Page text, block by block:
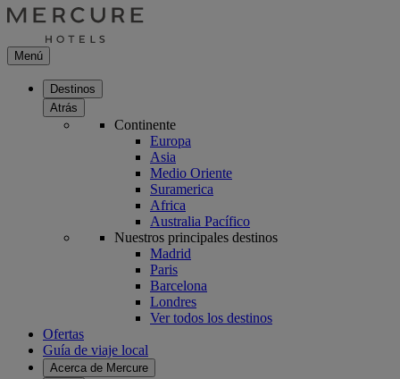
Menú
Destinos
Atrás
Continente
Europa
Asia
Medio Oriente
Suramerica
Africa
Australia Pacífico
Nuestros principales destinos
Madrid
Paris
Barcelona
Londres
Ver todos los destinos
Ofertas
Guía de viaje local
Acerca de Mercure